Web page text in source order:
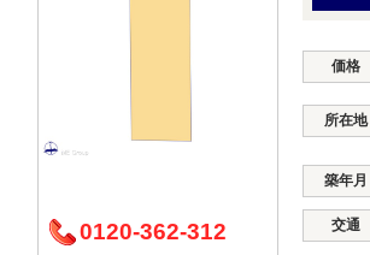
価格
所在地
築年月
交通
0120-362-312